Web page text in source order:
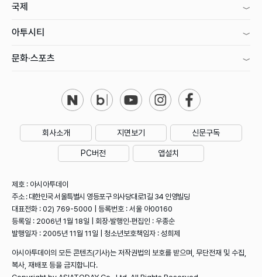
국제
아투시티
문화·스포츠
회사소개 지면보기 신문구독
PC버전 앱설치
제호 : 아시아투데이
주소 : 대한민국 서울특별시 영등포구 의사당대로1길 34 인영빌딩
대표전화 : 02) 769-5000 | 등록번호 : 서울 아00160
등록일 : 2006년 1월 18일 | 회장·발행인·편집인 : 우종순
발행일자 : 2005년 11월 11일 | 청소년보호책임자 : 성희제
아시아투데이의 모든 콘텐츠(기사)는 저작권법의 보호를 받으며, 무단전재 및 수집,
복사, 재배포 등을 금지합니다.